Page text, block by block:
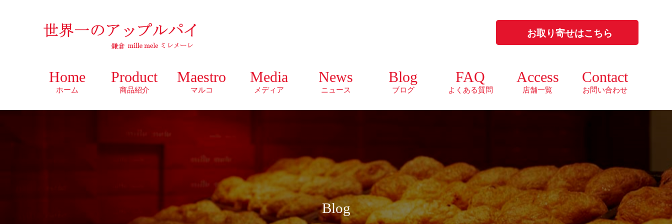
お取り寄せはこちら
Home
ホーム
Product
商品紹介
Maestro
マルコ
Media
メディア
News
ニュース
Blog
ブログ
FAQ
よくある質問
Access
店舗一覧
Contact
お問い合わせ
Blog